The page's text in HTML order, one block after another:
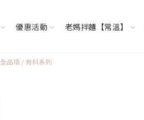
優惠活動 老媽拌麵【常溫】
全品項 / 有料系列